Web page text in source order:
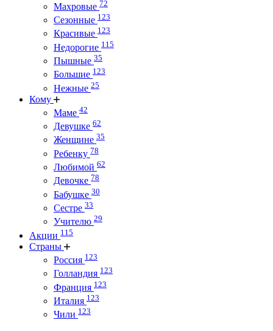
Махровые 72
Сезонные 123
Красивые 123
Недорогие 115
Пышные 35
Большие 123
Нежные 25
Кому
Маме 42
Девушке 62
Женщине 35
Ребенку 78
Любимой 62
Девочке 78
Бабушке 30
Сестре 33
Учителю 29
Акции 115
Страны
Россия 123
Голландия 123
Франция 123
Италия 123
Чили 123